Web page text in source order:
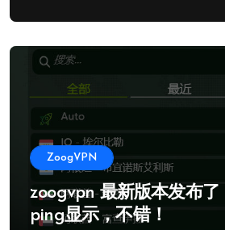
ZoogVPN
zoogvpn 最新版本发布
ping显示，不错！